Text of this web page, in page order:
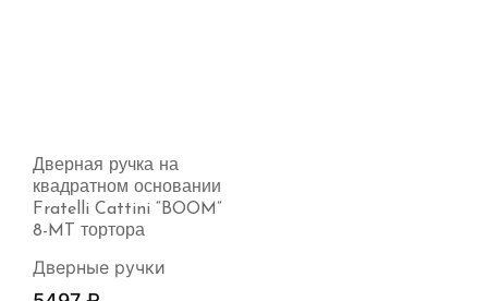
Дверная ручка на
квадратном основании
Fratelli Cattini “BOOM”
8-MT тортора
Дверные ручки